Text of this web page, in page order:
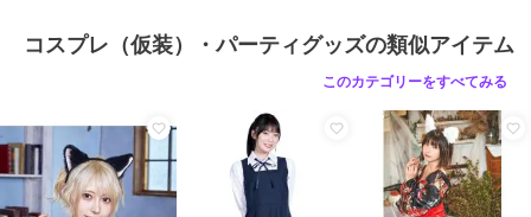
コスプレ（仮装）・パーティグッズの類似アイテム
このカテゴリーをすべてみる